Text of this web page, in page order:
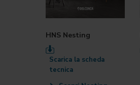
HNS Nesting
Scarica la scheda
tecnica